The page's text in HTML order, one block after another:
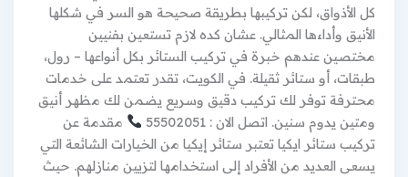
كل الأذواق، لكن تركيبها بطريقة صحيحة هو السر في شكلها
الأنيق وأداءها المثالي. عشان كده لازم تستعين بفنيين
مختصين عندهم خبرة في تركيب الستائر بكل أنواعها – رول،
طبقات، أو ستائر ثقيلة. في الكويت، تقدر تعتمد على خدمات
محترفة توفر لك تركيب دقيق وسريع يضمن لك مظهر أنيق
ومتين يدوم سنين. اتصل الان : 55502051
مقدمة عن
تركيب ستائر ايكيا تعتبر ستائر إيكيا من الخيارات الشائعة التي
يسعى العديد من الأفراد إلى استخدامها لتزيين منازلهم. حيث